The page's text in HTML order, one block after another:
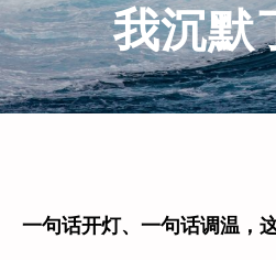
我沉
一句话开灯、一句话调温，